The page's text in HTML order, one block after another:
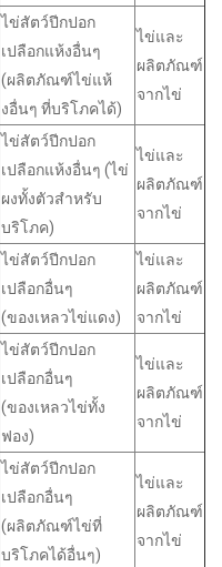
ไข่สัตว์ปีกปอก
เปลือกแห้งอื่นๆ
(ผลิตภัณฑ์ไข่แห้
งอื่นๆ ที่บริโภคได้)
ไข่และ
ผลิตภัณฑ์
จากไข่
ไข่สัตว์ปีกปอก
เปลือกแห้งอื่นๆ (ไข่
ผงทั้งตัวสำหรับ
บริโภค)
ไข่และ
ผลิตภัณฑ์
จากไข่
ไข่สัตว์ปีกปอก
เปลือกอื่นๆ
(ของเหลวไข่แดง)
ไข่และ
ผลิตภัณฑ์
จากไข่
ไข่สัตว์ปีกปอก
เปลือกอื่นๆ
(ของเหลวไข่ทั้ง
ฟอง)
ไข่และ
ผลิตภัณฑ์
จากไข่
ไข่สัตว์ปีกปอก
เปลือกอื่นๆ
(ผลิตภัณฑ์ไข่ที่
บริโภคได้อื่นๆ)
ไข่และ
ผลิตภัณฑ์
จากไข่